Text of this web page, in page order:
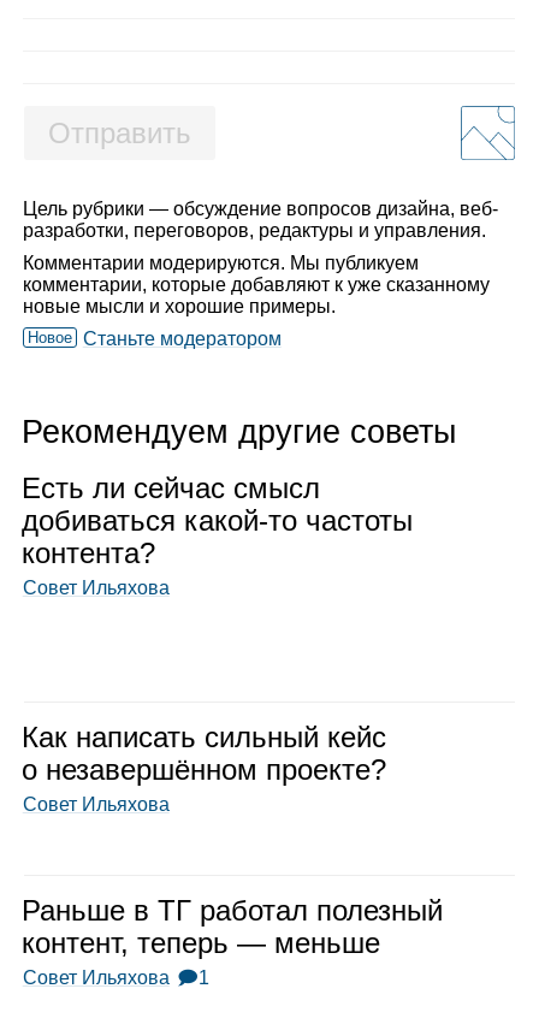
Отправить
Цель рубрики — обсуждение вопросов дизайна, веб-
разработки, переговоров, редактуры и управления.
Комментарии модерируются. Мы публикуем
комментарии, которые добавляют к уже сказанному
новые мысли и хорошие примеры.
Новое Станьте модератором
Рекомендуем другие советы
Есть ли сей­час смысл
доби­ваться какой‑то частоты
кон­тента?
Совет Ильяхова
Как напи­сать силь­ный кейс
о неза­вер­шён­ном про­екте?
Совет Ильяхова
Раньше в ТГ рабо­тал полез­ный
кон­тент, теперь — меньше
Совет Ильяхова 🗩1